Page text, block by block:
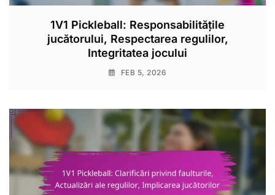
1V1 Pickleball: Responsabilitățile
jucătorului, Respectarea regulilor,
Integritatea jocului
FEB 5, 2026